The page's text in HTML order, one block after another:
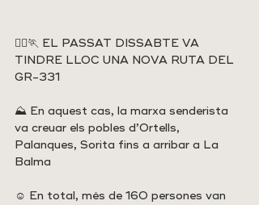
🏃‍♀️🏃 EL PASSAT DISSABTE VA
TINDRE LLOC UNA NOVA RUTA DEL
GR-331
⛰️ En aquest cas, la marxa senderista
va creuar els pobles d’Ortells,
Palanques, Sorita fins a arribar a La
Balma
☺️ En total, més de 160 persones van